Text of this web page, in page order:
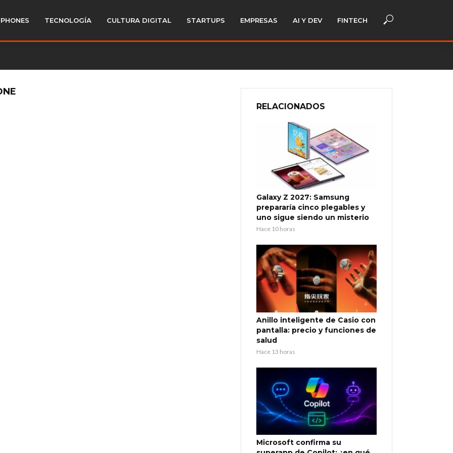
TECNOLOGÍA CULTURA DIGITAL STARTUPS EMPRESAS AI Y DEV FINTECH
RELACIONADOS
Galaxy Z 2027: Samsung
prepararía cinco plegables y
uno sigue siendo un misterio
Hace 10 horas
Anillo inteligente de Casio con
pantalla: precio y funciones de
salud
Hace 13 horas
Microsoft confirma su